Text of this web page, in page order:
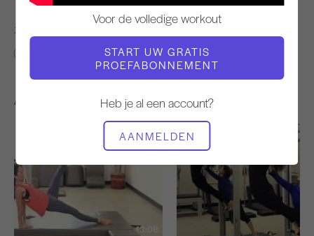
Voor de volledige workout
START UW GRATIS
PROEFABONNEMENT
Heb je al een account?
AANMELDEN
ZOEK VERGELIJKBARE LESSEN VOOR
Guillotine
Andere workouts die je misschien leuk vindt
13:08